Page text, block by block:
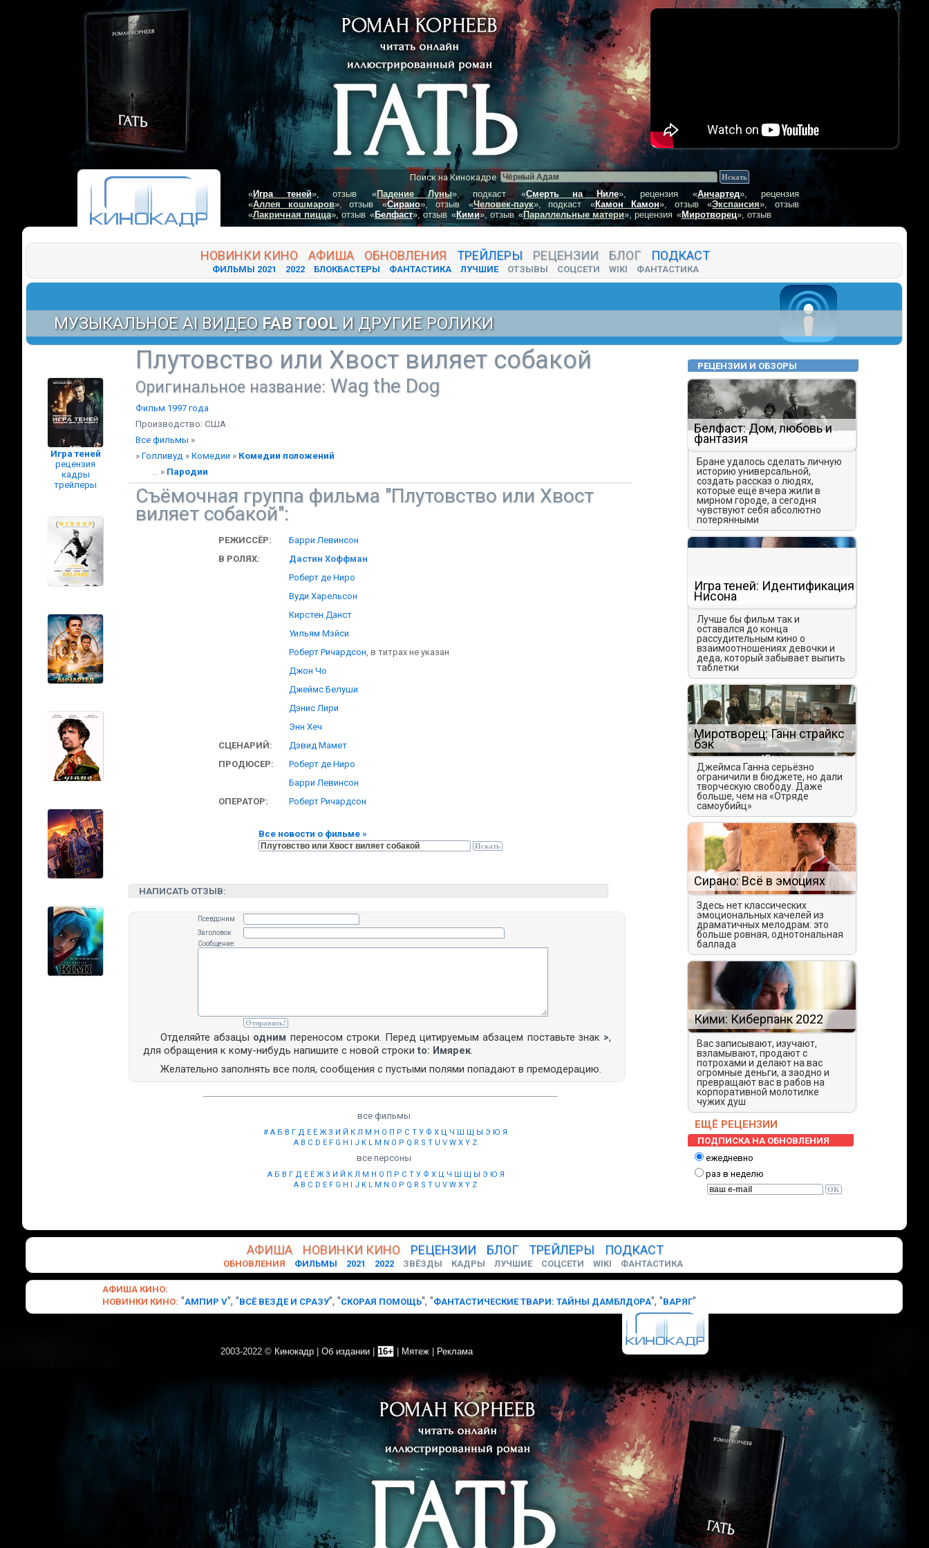
Поиск на Кинокадре
«Игра теней», отзыв «Падение Луны», подкаст «Смерть на Ниле», рецензия «Анчартед», рецензия
«Аллея кошмаров», отзыв «Сирано», отзыв «Человек-паук», подкаст «Камон Камон», отзыв «Экспансия», отзыв
«Лакричная пицца», отзыв «Белфаст», отзыв «Кими», отзыв «Параллельные матери», рецензия «Миротворец», отзыв
НОВИНКИ КИНО АФИША ОБНОВЛЕНИЯ ТРЕЙЛЕРЫ РЕЦЕНЗИИ БЛОГ ПОДКАСТ
ФИЛЬМЫ 2021 2022 БЛОКБАСТЕРЫ ФАНТАСТИКА ЛУЧШИЕ ОТЗЫВЫ СОЦСЕТИ WIKI ФАНТАСТИКА
МУЗЫКАЛЬНОЕ AI ВИДЕО FAB TOOL И ДРУГИЕ РОЛИКИ
Плутовство или Хвост виляет собакой
Оригинальное название: Wag the Dog
Фильм 1997 года
Производство: США
Все фильмы »
» Голливуд » Комедии » Комедии положений
... » Пародии
Съёмочная группа фильма "Плутовство или Хвост
виляет собакой":
РЕЖИССЁР:
Барри Левинсон
В РОЛЯХ:
Дастин Хоффман
Роберт де Ниро
Вуди Харельсон
Кирстен Данст
Уильям Мэйси
Роберт Ричардсон, в титрах не указан
Джон Чо
Джеймс Белуши
Дэнис Лири
Энн Хеч
СЦЕНАРИЙ:
Дэвид Мамет
ПРОДЮСЕР:
Роберт де Ниро
Барри Левинсон
ОПЕРАТОР:
Роберт Ричардсон
Все новости о фильме »
НАПИСАТЬ ОТЗЫВ:
Псевдоним
Заголовок
Сообщение:
Отделяйте абзацы одним переносом строки. Перед цитируемым абзацем поставьте знак >,
для обращения к кому-нибудь напишите с новой строки to: Имярек.
Желательно заполнять все поля, сообщения с пустыми полями попадают в премодерацию.
все фильмы
# А Б В Г Д Е Ё Ж З И Й К Л М Н О П Р С Т У Ф Х Ц Ч Ш Щ Ы Э Ю Я
A B C D E F G H I J K L M N O P Q R S T U V W X Y Z
все персоны
А Б В Г Д Е Ё Ж З И Й К Л М Н О П Р С Т У Ф Х Ц Ч Ш Щ Ы Э Ю Я
A B C D E F G H I J K L M N O P Q R S T U V W X Y Z
РЕЦЕНЗИИ И ОБЗОРЫ
Белфаст: Дом, любовь и
фантазия
Бране удалось сделать личную
историю универсальной,
создать рассказ о людях,
которые ещё вчера жили в
мирном городе, а сегодня
чувствуют себя абсолютно
потерянными
Игра теней: Идентификация
Нисона
Лучше бы фильм так и
оставался до конца
рассудительным кино о
взаимоотношениях девочки и
деда, который забывает выпить
таблетки
Миротворец: Ганн страйкс
бэк
Джеймса Ганна серьёзно
ограничили в бюджете, но дали
творческую свободу. Даже
больше, чем на «Отряде
самоубийц»
Сирано: Всё в эмоциях
Здесь нет классических
эмоциональных качелей из
драматичных мелодрам: это
больше ровная, однотональная
баллада
Кими: Киберпанк 2022
Вас записывают, изучают,
взламывают, продают с
потрохами и делают на вас
огромные деньги, а заодно и
превращают вас в рабов на
корпоративной молотилке
чужих душ
ЕЩЁ РЕЦЕНЗИИ
ПОДПИСКА НА ОБНОВЛЕНИЯ
ежедневно
раз в неделю
Игра теней
рецензия
кадры
трейлеры
АФИША НОВИНКИ КИНО РЕЦЕНЗИИ БЛОГ ТРЕЙЛЕРЫ ПОДКАСТ
ОБНОВЛЕНИЯ ФИЛЬМЫ 2021 2022 ЗВЁЗДЫ КАДРЫ ЛУЧШИЕ СОЦСЕТИ WIKI ФАНТАСТИКА
АФИША КИНО:
НОВИНКИ КИНО: "АМПИР V", "ВСЁ ВЕЗДЕ И СРАЗУ", "СКОРАЯ ПОМОЩЬ", "ФАНТАСТИЧЕСКИЕ ТВАРИ: ТАЙНЫ ДАМБЛДОРА", "ВАРЯГ"
2003-2022 © Кинокадр Об издании 16+ Мятеж Реклама